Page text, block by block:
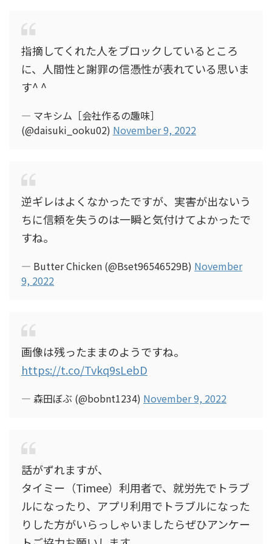
指摘してくれた人をブロックしているところ
に、人間性と謝罪の信憑性が表れている思いま
す^ ^
— マキシム［会社作るの趣味］
(@daisuki_ooku02) November 9, 2022
逆ギレはよくなかったですが、実害が出ないう
ちに信頼を失うのは一瞬と気付けてよかったで
すね。
— Butter Chicken (@Bset96546529B) November
9, 2022
画像は残ったままのようですね。
https://t.co/Tvkq9sLebD
— 森田ぼぶ (@bobnt1234) November 9, 2022
話がずれますが、
タイミー（Timee）利用者で、就労先でトラブ
ルになったり、アプリ利用でトラブルになった
りした方がいらっしゃいましたらぜひアンケー